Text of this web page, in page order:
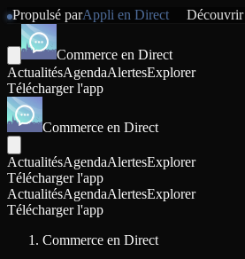
Propulsé parAppli en Direct Découvrir
Commerce en Direct
ActualitésAgendaAlertesExplorer
Télécharger l'app
Commerce en Direct
ActualitésAgendaAlertesExplorer
Télécharger l'app
ActualitésAgendaAlertesExplorer
Télécharger l'app
Commerce en Direct